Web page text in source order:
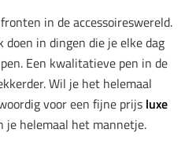
in de accessoireswereld.
in dingen die je elke dag
Een kwalitatieve pen in de
Wil je het helemaal
voor een fijne prijs luxe
je helemaal het mannetje.